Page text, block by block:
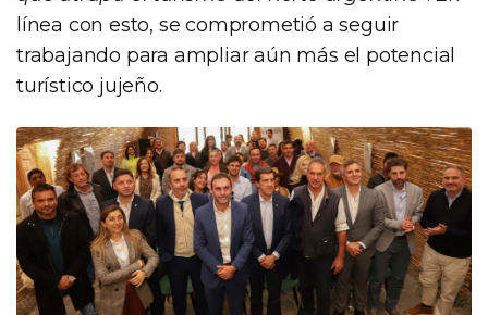
línea con esto, se comprometió a seguir
trabajando para ampliar aún más el potencial
turístico jujeño.